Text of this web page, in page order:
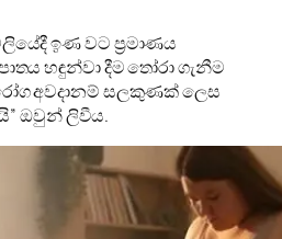
ඉණ වට ප්‍රමාණය
හඳුන්වා දීම තෝරා ගැනීම
අවදානම් සලකුණක් ලෙස
ඔවුන් ලිවීය.